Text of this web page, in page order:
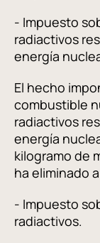
- Impuesto
radiactivos
energía
El hecho
combustible
radiactivos
energía
kilogramo de
ha eliminado
- Impuesto
radiactivos.